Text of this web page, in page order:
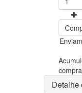
compra
Detalhe